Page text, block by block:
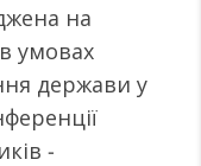
на
умовах
держави у
‒